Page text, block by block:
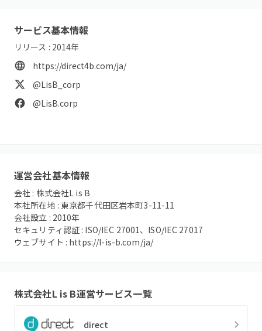
サービス基本情報
リリース : 2014年
https://direct4b.com/ja/
@LisB_corp
@LisB.corp
運営会社基本情報
会社 : 株式会社L is B
本社所在地 :東京都千代田区岩本町3-11-11
会社設立 : 2010年
セキュリティ認証 : ISO/IEC 27001、ISO/IEC 27017
ウェブサイト : https://l-is-b.com/ja/
株式会社L is B運営サービス一覧
direct